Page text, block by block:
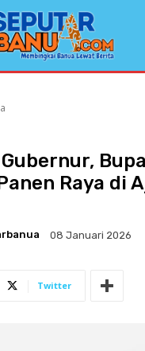
Raya di
08 Januari 2026
Twitter